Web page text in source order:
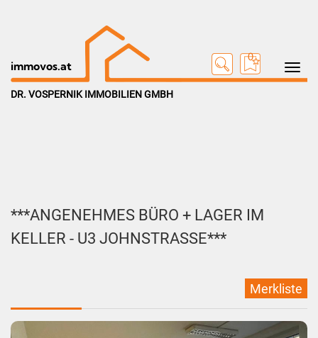
Toggle
immovos.at
0
DR. VOSPERNIK IMMOBILIEN GMBH
***ANGENEHMES BÜRO + LAGER IM
KELLER - U3 JOHNSTRASSE***
Merkliste